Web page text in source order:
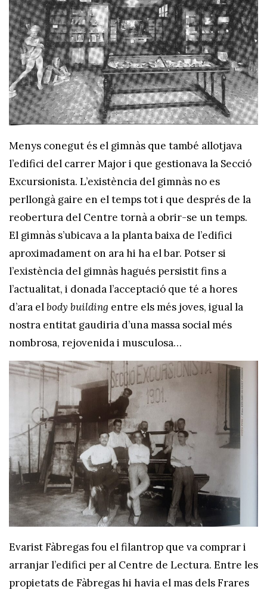
Menys conegut és el gimnàs que també allotjava
l’edifici del carrer Major i que gestionava la Secció
Excursionista. L’existència del gimnàs no es
perllongà gaire en el temps tot i que després de la
reobertura del Centre tornà a obrir-se un temps.
El gimnàs s’ubicava a la planta baixa de l’edifici
aproximadament on ara hi ha el bar. Potser si
l’existència del gimnàs hagués persistit fins a
l’actualitat, i donada l’acceptació que té a hores
d’ara elbody building entre els més joves, igual la
nostra entitat gaudiria d’una massa social més
nombrosa, rejovenida i musculosa…
Evarist Fàbregas fou el filantrop que va comprar i
arranjar l’edifici per al Centre de Lectura. Entre les
propietats de Fàbregas hi havia el mas dels Frares